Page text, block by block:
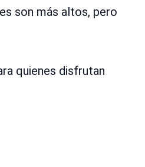
son más altos, pero
quienes disfrutan